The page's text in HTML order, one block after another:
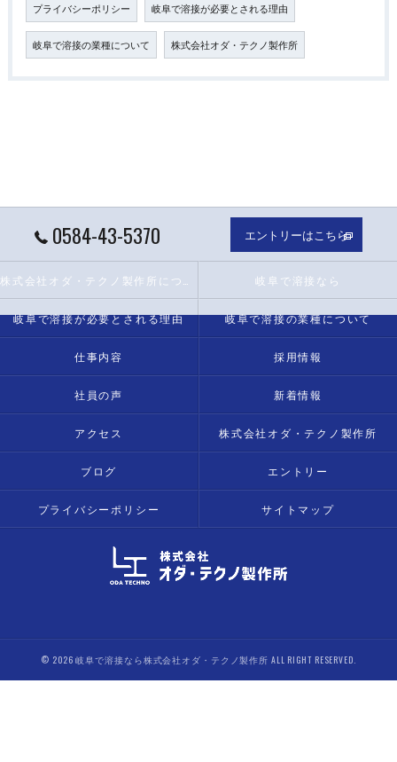
プライバシーポリシー 岐阜で溶接が必要とされる理由
岐阜で溶接の業種について 株式会社オダ・テクノ製作所
0584-43-5370 エントリーはこちら
岐阜で溶接なら
岐阜で溶接が必要とされる理由 岐阜で溶接の業種について
仕事内容 採用情報
社員の声 新着情報
アクセス 株式会社オダ・テクノ製作所
ブログ エントリー
プライバシーポリシー サイトマップ
© 2026 岐阜で溶接なら株式会社オダ・テクノ製作所 ALL RIGHT RESERVED.